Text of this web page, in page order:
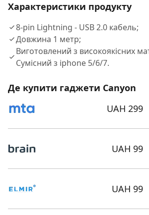
Характеристики продукту
8-pin Lightning - USB 2.0 кабель;
Довжина 1 метр;
Виготовлений з високоякiсних
Сумiсний з iphone 5/6/7.
Де купити гаджети Canyon
UAH 299
UAH 99
UAH 99